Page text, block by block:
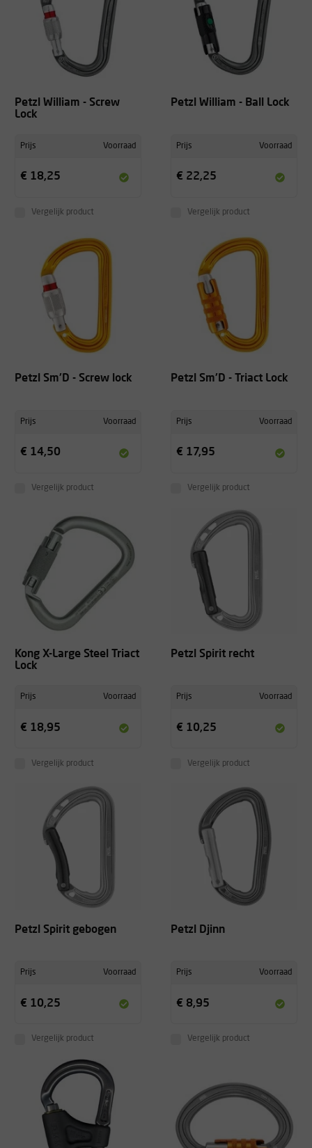
Petzl William - Screw
Lock
Prijs Voorraad
€ 18,25
Vergelijk product
Petzl William - Ball Lock
Prijs Voorraad
€ 22,25
Vergelijk product
Petzl Sm'D - Screw lock
Prijs Voorraad
€ 14,50
Vergelijk product
Petzl Sm'D - Triact Lock
Prijs Voorraad
€ 17,95
Vergelijk product
Kong X-Large Steel Triact
Lock
Prijs Voorraad
€ 18,95
Vergelijk product
Petzl Spirit recht
Prijs Voorraad
€ 10,25
Vergelijk product
Petzl Spirit gebogen
Prijs Voorraad
€ 10,25
Vergelijk product
Petzl Djinn
Prijs Voorraad
€ 8,95
Vergelijk product